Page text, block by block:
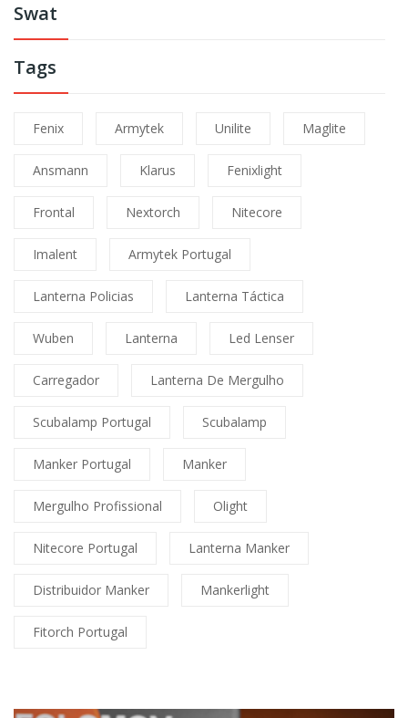
Swat
Tags
Fenix Armytek Unilite Maglite
Ansmann Klarus Fenixlight
Frontal Nextorch Nitecore
Imalent Armytek Portugal
Lanterna Policias Lanterna Táctica
Wuben Lanterna Led Lenser
Carregador Lanterna De Mergulho
Scubalamp Portugal Scubalamp
Manker Portugal Manker
Mergulho Profissional Olight
Nitecore Portugal Lanterna Manker
Distribuidor Manker Mankerlight
Fitorch Portugal